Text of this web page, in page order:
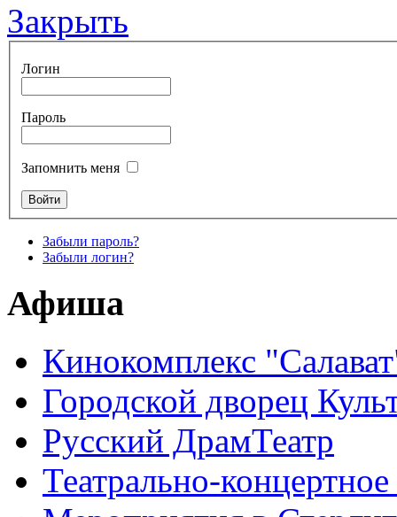
Закрыть
Логин
Пароль
Запомнить меня
Забыли пароль?
Забыли логин?
Афиша
Кинокомплекс
Городской дворец
Русский ДрамТеатр
Театрально-